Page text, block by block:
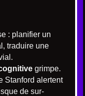
: planifier un
traduire une
grimpe.
Stanford alertent
de sur-